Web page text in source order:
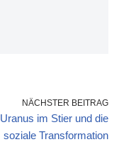
NÄCHSTER BEITRAG
Uranus im Stier und die
soziale Transformation